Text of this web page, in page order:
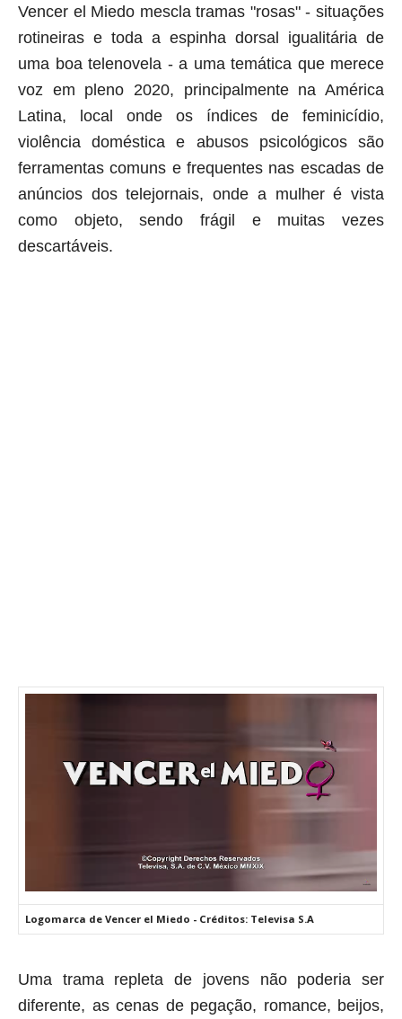
Vencer el Miedo mescla tramas "rosas" - situações
rotineiras e toda a espinha dorsal igualitária de
uma boa telenovela - a uma temática que merece
voz em pleno 2020, principalmente na América
Latina, local onde os índices de feminicídio,
violência doméstica e abusos psicológicos são
ferramentas comuns e frequentes nas escadas de
anúncios dos telejornais, onde a mulher é vista
como objeto, sendo frágil e muitas vezes
descartáveis.
Logomarca de Vencer el Miedo - Créditos: Televisa S.A
Uma trama repleta de jovens não poderia ser
diferente, as cenas de pegação, romance, beijos,